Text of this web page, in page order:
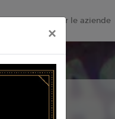
F.A.Q Per le aziende
Agosto
×